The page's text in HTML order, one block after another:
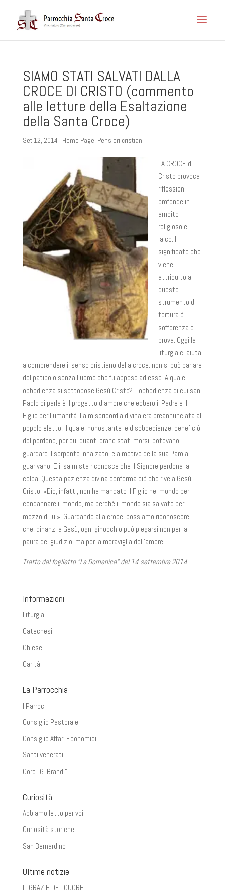
SIAMO STATI SALVATI DALLA
CROCE DI CRISTO (commento
alle letture della Esaltazione
della Santa Croce)
Set 12, 2014 | Home Page, Pensieri cristiani
LA CROCE di
Cristo provoca
riflessioni
profonde in
ambito
religioso e
laico. Il
significato che
viene
attribuito a
questo
strumento di
tortura è
sofferenza e
prova. Oggi la
liturgia ci aiuta
a comprendere il senso cristiano della croce: non si può parlare
del patibolo senza l’uomo che fu appeso ad esso. A quale
obbedienza si sottopose Gesù Cristo? L’obbedienza di cui san
Paolo ci parla è il progetto d’amore che ebbero il Padre e il
Figlio per l’umanità. La misericordia divina era preannunciata al
popolo eletto, il quale, nonostante le disobbedienze, beneficiò
del perdono, per cui quanti erano stati morsi, potevano
guardare il serpente innalzato, e a motivo della sua Parola
guarivano. E il salmista riconosce che il Signore perdona la
colpa. Questa pazienza divina conferma ciò che rivela Gesù
Cristo: «Dio, infatti, non ha mandato il Figlio nel mondo per
condannare il mondo, ma perché il mondo sia salvato per
mezzo di lui». Guardando alla croce, possiamo riconoscere
che, dinanzi a Gesù, ogni ginocchio può piegarsi non per la
paura del giudizio, ma per la meraviglia dell’amore.
Tratto dal foglietto “La Domenica” del 14 settembre 2014
Informazioni
Liturgia
Catechesi
Chiese
Carità
La Parrocchia
I Parroci
Consiglio Pastorale
Consiglio Affari Economici
Santi venerati
Coro “G. Brandi”
Curiosità
Abbiamo letto per voi
Curiosità storiche
San Bernardino
Ultime notizie
IL GRAZIE DEL CUORE